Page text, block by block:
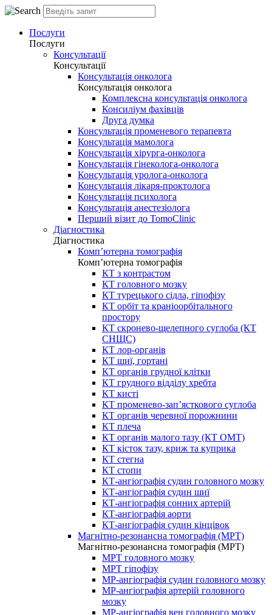
Послуги
Послуги
Консультації
Консультації
Консультація онколога
Консультація онколога
Комплексна консультація онколога
Консиліум фахівців
Друга думка
Консультація променевого терапевта
Консультація мамолога
Консультація хірурга-онколога
Консультація гінеколога-онколога
Консультація уролога-онколога
Консультація лікаря-проктолога
Консультація психолога
Консультація анестезіолога
Перший візит до TomoClinic
Діагностика
Діагностика
Комп’ютерна томографія
Комп’ютерна томографія
КТ з контрастом
КТ головного мозку
КТ турецького сідла, гіпофізу
КТ орбіт та краніоорбітального
простору
КТ скронево-щелепного суглоба (КТ
СНЩС)
КТ лор-органів
КТ шиї, гортані
КТ органів грудної клітки
КТ грудного відділу хребта
КТ кисті
КТ променево-зап’ясткового суглоба
КТ органів черевної порожнини
КТ плеча
КТ органів малого тазу (КТ ОМТ)
КТ кісток тазу, криж та куприка
КТ стегна
КТ стопи
КТ-ангіографія судин головного мозку
КТ-ангіографія судин шиї
КТ-ангіографія сонних артерій
КТ-ангіографія аорти
КТ-ангіографія судин кінцівок
Магнітно-резонансна томографія (МРТ)
Магнітно-резонансна томографія (МРТ)
МРТ головного мозку
МРТ гіпофізу
МР-ангіографія судин головного мозку
МР-ангіографія артерій головного
мозку
МР-ангіографія вен головного мозку